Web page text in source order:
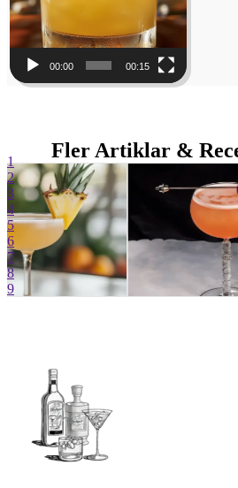
00:00 00:15
Fler Artiklar &
1
2
3
4
5
6
7
8
9